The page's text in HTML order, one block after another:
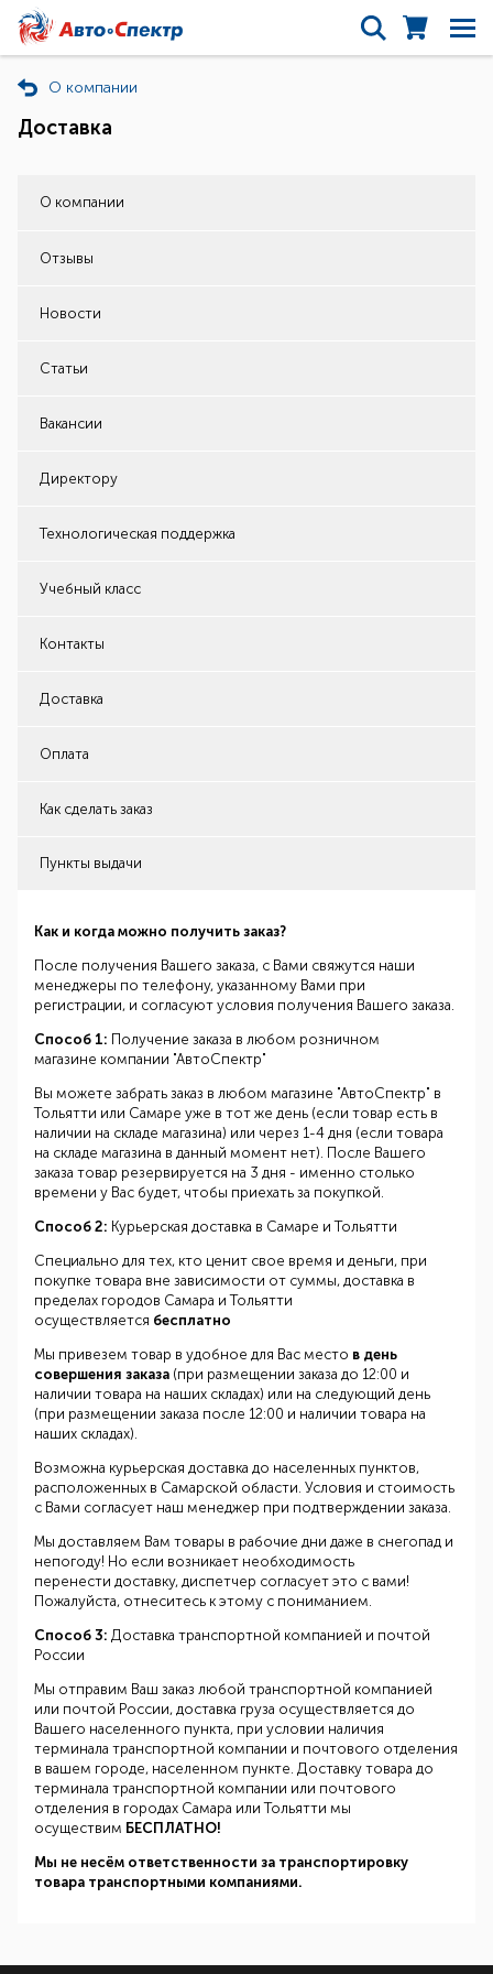
О компании
Доставка
О компании
Отзывы
Новости
Статьи
Вакансии
Директору
Технологическая поддержка
Учебный класс
Контакты
Доставка
Оплата
Как сделать заказ
Пункты выдачи
Как и когда можно получить заказ?
После получения Вашего заказа, с Вами свяжутся наши
менеджеры по телефону, указанному Вами при
регистрации, и согласуют условия получения Вашего заказа.
Способ 1: Получение заказа в любом розничном
магазине компании "АвтоСпектр"
Вы можете забрать заказ в любом магазине "АвтоСпектр" в
Тольятти или Самаре уже в тот же день (если товар есть в
наличии на складе магазина) или через 1-4 дня (если товара
на складе магазина в данный момент нет). После Вашего
заказа товар резервируется на 3 дня - именно столько
времени у Вас будет, чтобы приехать за покупкой.
Способ 2: Курьерская доставка в Самаре и Тольятти
Специально для тех, кто ценит свое время и деньги, при
покупке товара вне зависимости от суммы, доставка в
пределах городов Самара и Тольятти
осуществляется бесплатно
Мы привезем товар в удобное для Вас место в день
совершения заказа (при размещении заказа до 12:00 и
наличии товара на наших складах) или на следующий день
(при размещении заказа после 12:00 и наличии товара на
наших складах).
Возможна курьерская доставка до населенных пунктов,
расположенных в Самарской области. Условия и стоимость
с Вами согласует наш менеджер при подтверждении заказа.
Мы доставляем Вам товары в рабочие дни даже в снегопад и
непогоду! Но если возникает необходимость
перенести доставку, диспетчер согласует это с вами!
Пожалуйста, отнеситесь к этому с пониманием.
Способ 3: Доставка транспортной компанией и почтой
России
Мы отправим Ваш заказ любой транспортной компанией
или почтой России, доставка груза осуществляется до
Вашего населенного пункта, при условии наличия
терминала транспортной компании и почтового отделения
в вашем городе, населенном пункте. Доставку товара до
терминала транспортной компании или почтового
отделения в городах Самара или Тольятти мы
осуществим БЕСПЛАТНО!
Мы не несём ответственности за транспортировку
товара транспортными компаниями.